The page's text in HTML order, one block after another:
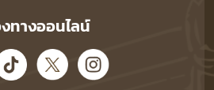
ทางออนไลน์